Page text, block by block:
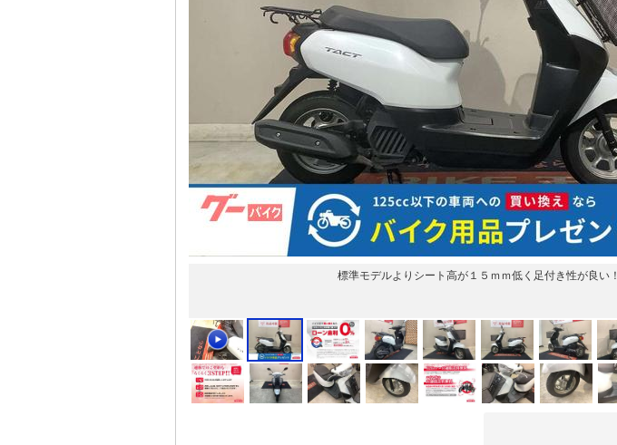
標準モデルよりシート高が１５ｍｍ低く足付き性が良い！